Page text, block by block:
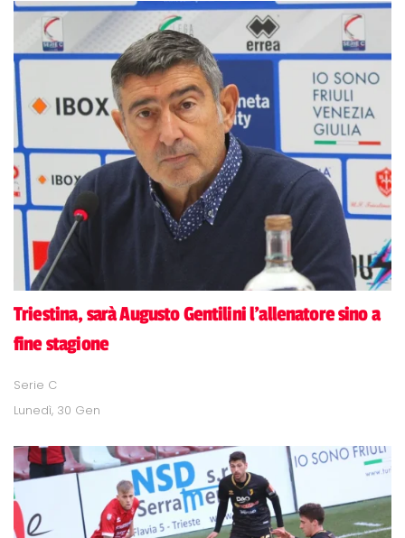
Triestina, sarà Augusto Gentilini l'allenatore sino a
fine stagione
Serie C
Lunedì, 30 Gen